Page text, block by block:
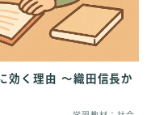
効く理由 〜織田信長か